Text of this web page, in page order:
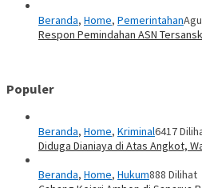
Beranda, Home, Pemerintahan
Respon Pemindahan ASN
Populer
Beranda, Home, Kriminal6417
Diduga Dianiaya di Atas Angkot,
Beranda, Home, Hukum888 Dilihat